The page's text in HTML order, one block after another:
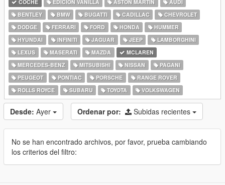
COCHE EDICIÓN VANILLA ASTON MARTIN
AUDI
BENTLEY
BMW BUGATTI CADILLAC
CHEVROLET
DODGE
FERRARI FORD HONDA
HUMMER
HYUNDAI
INFINITI JAGUAR JEEP
LAMBORGHINI
LEXUS
MASERATI MAZDA
MCLAREN
MERCEDES-BENZ
MITSUBISHI NISSAN
PAGANI
PEUGEOT
PONTIAC PORSCHE
RANGE ROVER
ROLLS ROYCE
SUBARU TOYOTA VOLKSWAGEN
Desde: Ayer Ordenar por: Subidas recientes
No se han encontrado archivos, por favor, prueba cambiando
los criterios del filtro: